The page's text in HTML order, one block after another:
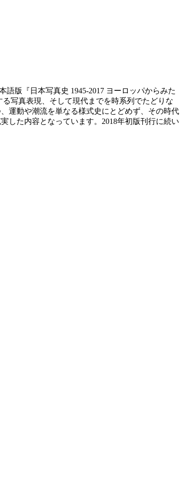
語版『日本写真史 1945-2017 ヨーロッパからみた
写真表現、そして現代までを時系列でたどりな
運動や潮流を単なる様式史にとどめず、その時代
した内容となっています。2018年初版刊行に続い